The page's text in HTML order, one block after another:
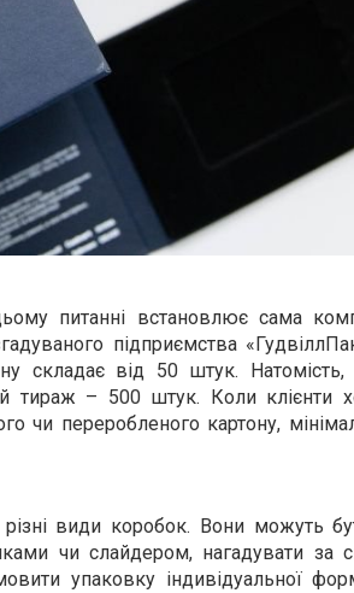
питанні встановлює сама
підприємства
складає від 50 штук.
тираж – 500 штук. Коли клієнти
чи переробленого картону,
різні види коробок. Вони можуть
чи слайдером, нагадувати за
упаковку індивідуальної